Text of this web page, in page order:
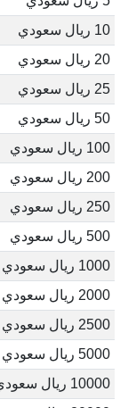
10 ريال سعودي
20 ريال سعودي
25 ريال سعودي
50 ريال سعودي
100 ريال سعودي
200 ريال سعودي
250 ريال سعودي
500 ريال سعودي
1000 ريال سعودي
2000 ريال سعودي
2500 ريال سعودي
5000 ريال سعودي
10000 ريال سعودي